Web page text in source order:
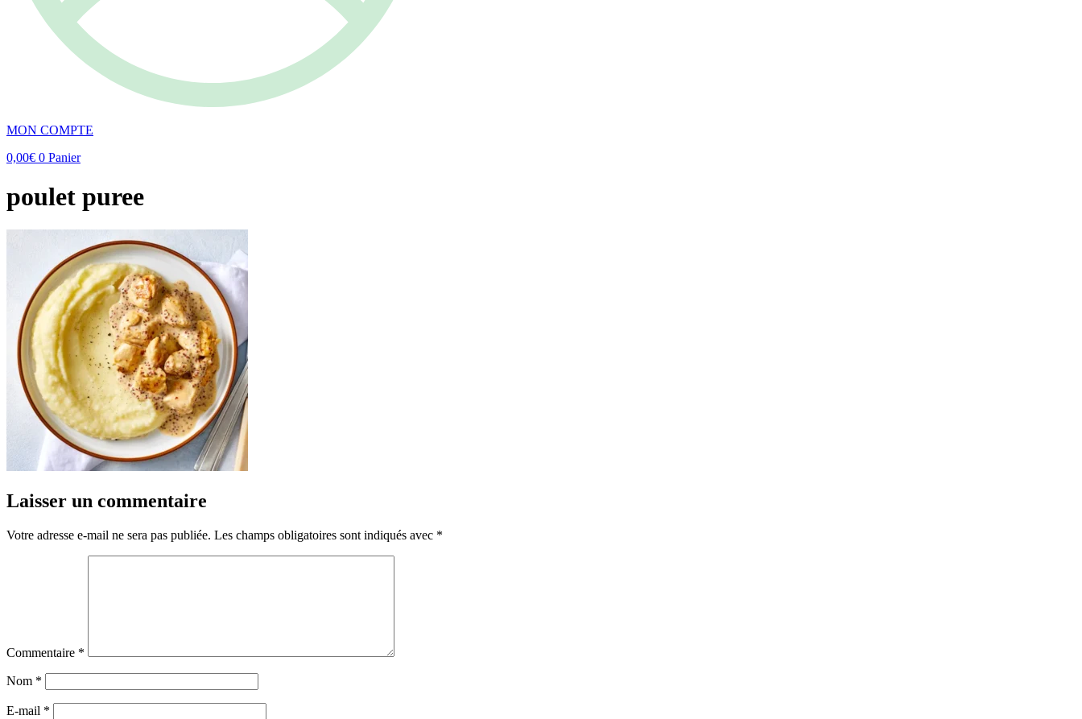
MON COMPTE
0,00€ 0 Panier
poulet puree
Laisser un commentaire
Votre adresse e-mail ne sera pas publiée. Les champs obligatoires sont indiqués avec *
Commentaire *
Nom *
E-mail *